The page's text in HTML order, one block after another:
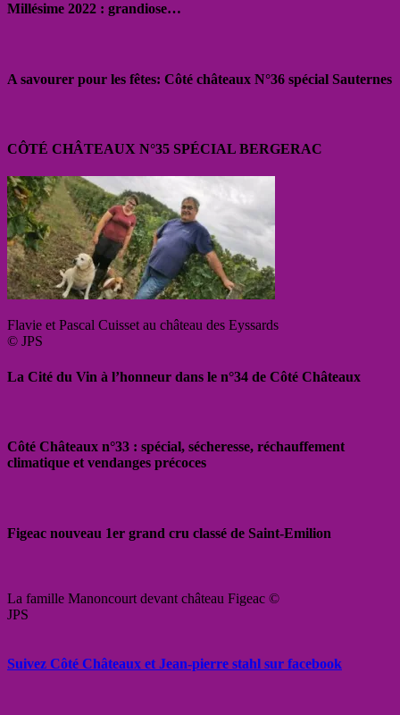
Millésime 2022 : grandiose…
A savourer pour les fêtes: Côté châteaux N°36 spécial Sauternes
CÔTÉ CHÂTEAUX N°35 SPÉCIAL BERGERAC
Flavie et Pascal Cuisset au château des Eyssards
© JPS
La Cité du Vin à l’honneur dans le n°34 de Côté Châteaux
Côté Châteaux n°33 : spécial, sécheresse, réchauffement
climatique et vendanges précoces
Figeac nouveau 1er grand cru classé de Saint-Emilion
La famille Manoncourt devant château Figeac ©
JPS
Suivez Côté Châteaux et Jean-pierre stahl sur facebook